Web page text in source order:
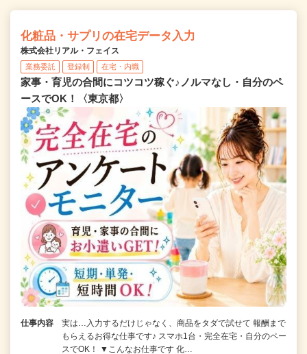
化粧品・サプリの在宅データ入力
株式会社リアル・フェイス
業務委託 登録制 在宅・内職
家事・育児の合間にコツコツ稼ぐ♪ノルマなし・自分のペ
ースでOK！〈東京都〉
仕事内容
実は…入力するだけじゃなく、商品をタダで試せて 報酬まで
もらえるお得な仕事です♪ スマホ1台・完全在宅・自分のペー
スでOK！ ▼こんなお仕事です 化…